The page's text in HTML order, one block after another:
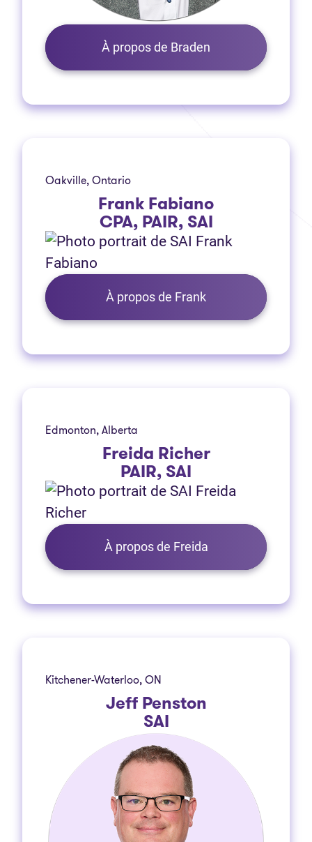
À propos de Braden
Oakville, Ontario
Frank Fabiano
CPA, PAIR, SAI
À propos de Frank
Edmonton, Alberta
Freida Richer
PAIR, SAI
À propos de Freida
Kitchener-Waterloo, ON
Jeff Penston
SAI